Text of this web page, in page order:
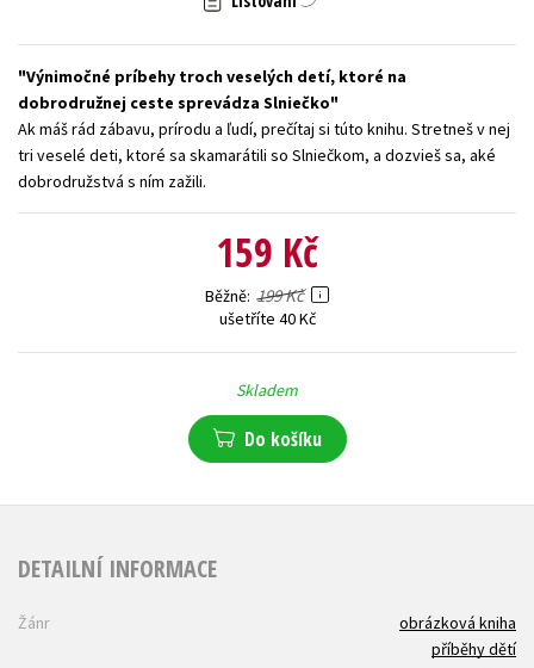
Všechny tituly
Výnimočné príbehy troch veselých detí, ktoré na
dobrodružnej ceste sprevádza Slniečko
Ak máš rád zábavu, prírodu a ľudí, prečítaj si túto knihu. Stretneš v nej
tri veselé deti, ktoré sa skamarátili so Slniečkom, a dozvieš sa, aké
dobrodružstvá s ním zažili.
159 Kč
Běžně 199 Kč
ušetříte 40 Kč
Skladem
Do košíku
DETAILNÍ INFORMACE
Žánr
obrázková kniha
příběhy dětí